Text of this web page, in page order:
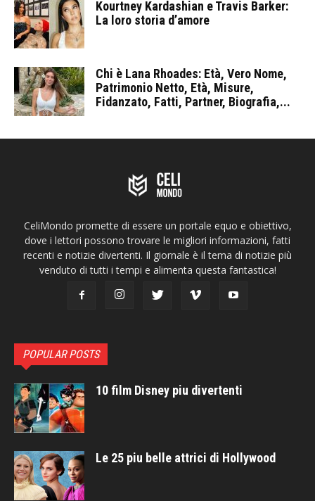
Kourtney Kardashian e Travis Barker:
La loro storia d’amore
Chi è Lana Rhoades: Età, Vero Nome,
Patrimonio Netto, Età, Misure,
Fidanzato, Fatti, Partner, Biografia,...
CeliMondo promette di essere un portale equo e obiettivo,
dove i lettori possono trovare le migliori informazioni, fatti
recenti e notizie divertenti. Il giornale è il tema di notizie più
venduto di tutti i tempi e alimenta questa fantastica!
POPULAR POSTS
10 film Disney piu divertenti
Le 25 piu belle attrici di Hollywood